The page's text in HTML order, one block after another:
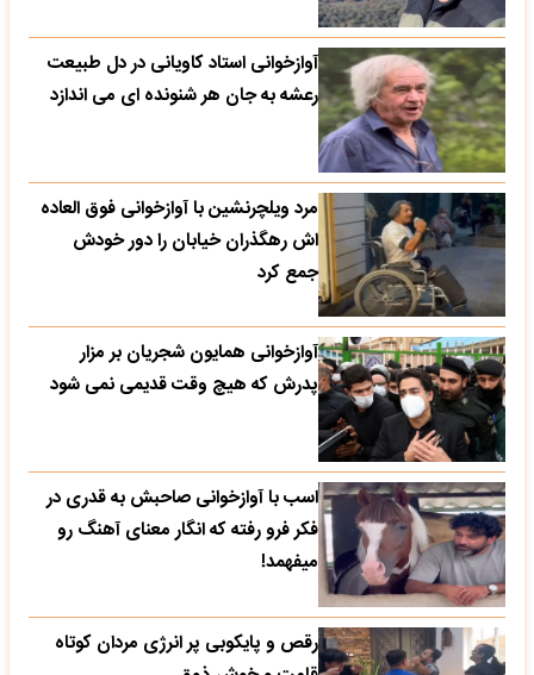
آوازخوانی استاد کاویانی در دل طبیعت
رعشه به جان هر شنونده ای می اندازد
مرد ویلچرنشین با آوازخوانی فوق العاده
اش رهگذران خیابان را دور خودش
جمع کرد
آوازخوانی همایون شجریان بر مزار
پدرش که هیچ وقت قدیمی نمی شود
اسب با آوازخوانی صاحبش به قدری در
فکر فرو رفته که انگار معنای آهنگ رو
میفهمد!
رقص و پایکوبی پر انرژی مردان کوتاه